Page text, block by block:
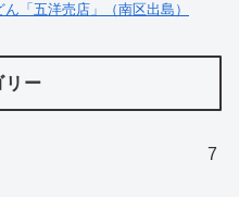
「五洋売店」（南区出島）
リー
7